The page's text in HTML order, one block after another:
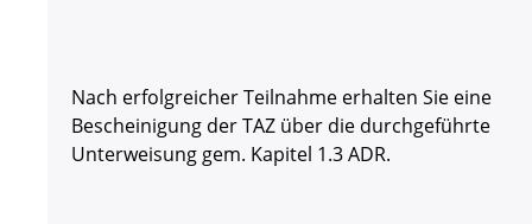
Nach erfolgreicher Teilnahme erhalten Sie eine
Bescheinigung der TAZ über die durchgeführte
Unterweisung gem. Kapitel 1.3 ADR.